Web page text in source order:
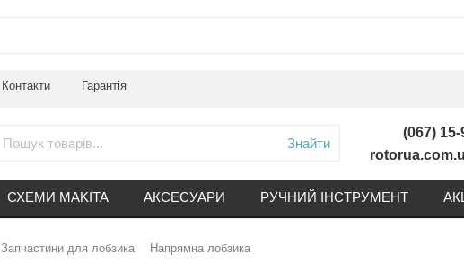
Контакти Гарантія
Знайти
(067)
СХЕМИ MAKITA АКСЕСУАРИ РУЧНИЙ ІНСТРУМЕНТ
Запчастини для лобзика Напрямна лобзика